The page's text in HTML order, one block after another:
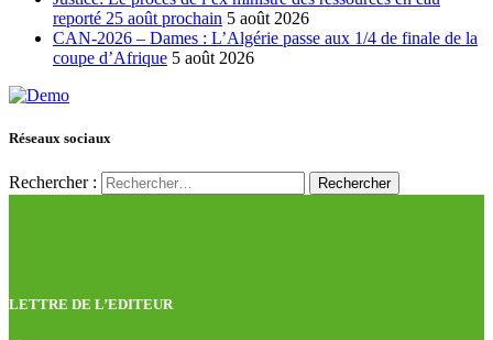
reporté 25 août prochain 5 août 2026
CAN-2026 – Dames : L’Algérie passe aux 1/4 de finale de la
coupe d’Afrique 5 août 2026
Réseaux sociaux
Rechercher :
LETTRE DE L’EDITEUR